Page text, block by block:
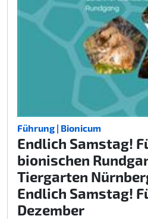
Führung | Bionicum
Endlich Samstag!
bionischen
Tiergarten
Endlich Samstag!
Dezember